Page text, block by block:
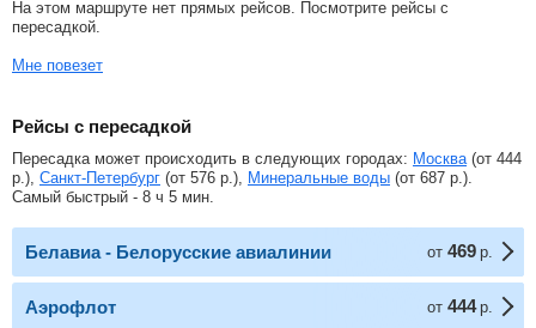
На этом маршруте нет прямых рейсов. Посмотрите рейсы с
пересадкой.
Мне повезет
Рейсы с пересадкой
Пересадка может происходить в следующих городах: Москва (от 444
р. ), Санкт-Петербург (от 576 р. ), Минеральные воды (от 687 р. ).
Самый быстрый - 8 ч 5 мин.
Белавиа - Белорусские авиалинии от 469 р.
Аэрофлот от 444 р.